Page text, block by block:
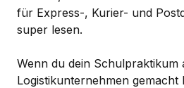
für Express-, Kurier- und
super lesen.
Wenn du dein Schulpraktikum
Logistikunternehmen gemacht